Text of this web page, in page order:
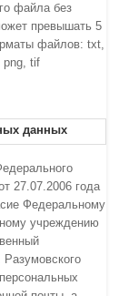
файла без
превышать 5
файлов: txt,
png, tif
данных
27.07.2006 года
Федеральному
учреждению
Разумовского